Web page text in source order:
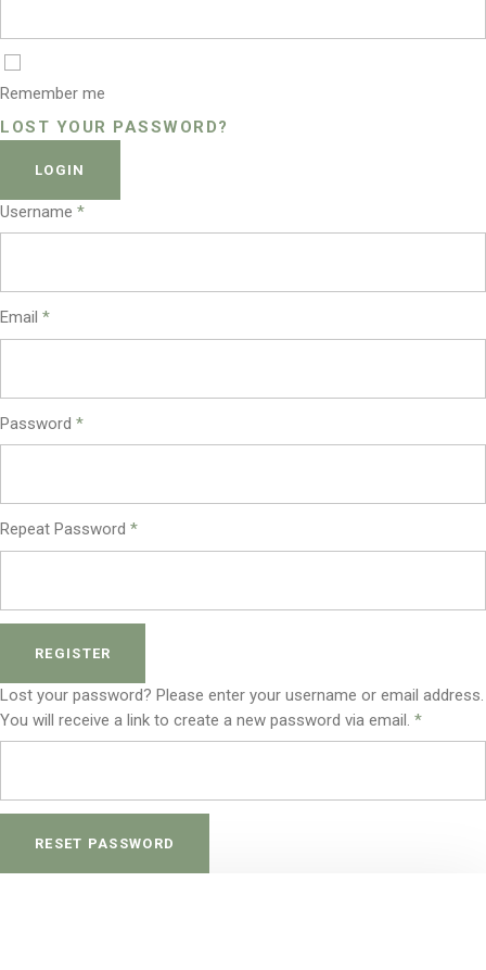
Remember me
LOST YOUR PASSWORD?
LOGIN
Username *
Email *
Password *
Repeat Password *
REGISTER
Lost your password? Please enter your username or email address.
You will receive a link to create a new password via email. *
RESET PASSWORD